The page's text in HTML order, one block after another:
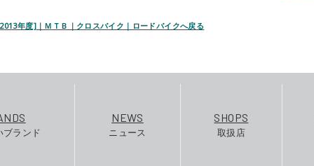
年度]｜ＭＴＢ｜クロスバイク｜ロードバイクへ戻る
ブランド
NEWS
ニュース
SHOPS
取扱店